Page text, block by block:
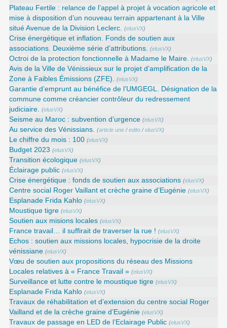
Plateau Fertile : relance de l’appel à projet à vocation agricole et
mise à disposition d’un nouveau terrain appartenant à la Ville
situé Avenue de la Division Leclerc. (elusVX)
Crise énergétique et inflation. Fonds de soutien aux
associations. Deuxième série d’attributions. (elusVX)
Octroi de la protection fonctionnelle à Madame le Maire. (elusVX)
Avis de la Ville de Vénissieux sur le projet d’amplification de la
Zone à Faibles Émissions (ZFE). (elusVX)
Garantie d’emprunt au bénéfice de l’UMGEGL. Désignation de la
commune comme créancier contrôleur du redressement
judiciaire. (elusVX)
Seisme au Maroc : subvention d’urgence (elusVX)
Au service des Vénissians. (article une /edito /elusVX)
Le chiffre du mois : 100 (elusVX)
Budget 2023 (elusVX)
Transition écologique (elusVX)
Éclairage public (elusVX)
Crise énergétique : fonds de soutien aux associations (elusVX)
Centre social Roger Vaillant et crèche graine d’Eugénie (elusVX)
Esplanade Frida Kahlo (elusVX)
Moustique tigre (elusVX)
Soutien aux misions locales (elusVX)
France travail… il suffirait de traverser la rue ! (elusVX)
Echos : soutien aux missions locales, hypocrisie de la droite
vénissiane (elusVX)
Vœu de soutien aux propositions du réseau des Missions
Locales relatives à « France Travail » (elusVX)
Surveillance et lutte contre le moustique tigre (elusVX)
Esplanade Frida Kahlo (elusVX)
Travaux de réhabilitation et d’extension du centre social Roger
Vailland et de la crèche graine d’Eugénie (elusVX)
Travaux de passage en LED de l’Eclairage Public (elusVX)